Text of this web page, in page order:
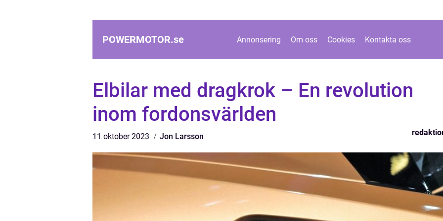
POWERMOTOR.se Annonsering Om oss Cookies Kontakta oss
Elbilar med dragkrok – En revolution
inom fordonsvärlden
11 oktober 2023 Jon Larsson